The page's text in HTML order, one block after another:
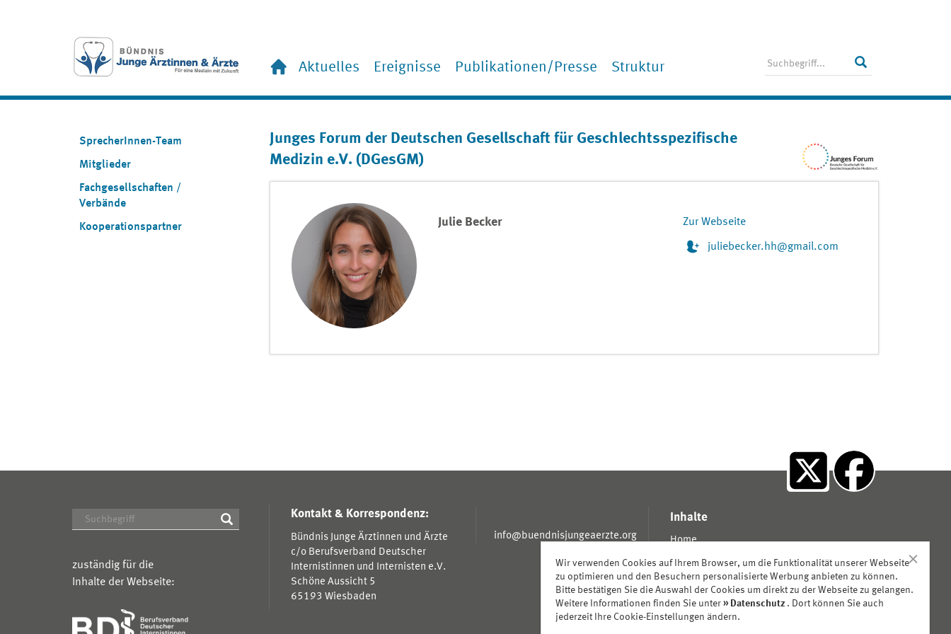
Home
Aktuelles Ereignisse Publikationen/Presse Struktur
Mitglieder
SprecherInnen-Team
Mitglieder
Fachgesellschaften /
Verbände
Kooperationspartner
Junges Forum der Deutschen Gesellschaft für Geschlechtsspezifische
Medizin e.V. (DGesGM)
Julie Becker Zur Webseite
juliebecker.hh@gmail.com
zuständig für die
Inhalte der Webseite:
Kontakt & Korrespondenz:
Bündnis Junge Ärztinnen und Ärzte
c/o Berufsverband Deutscher
Internistinnen und Internisten e.V.
Schöne Aussicht 5
65193 Wiesbaden
info@buendnisjungeaerzte.org
Inhalte
Home
Ereignisse
Publikationen/Presse
Struktur
Wir verwenden Cookies auf Ihrem Browser, um die Funktionalität unserer Webseite
zu optimieren und den Besuchern personalisierte Werbung anbieten zu können.
Bitte bestätigen Sie die Auswahl der Cookies um direkt zu der Webseite zu gelangen.
Weitere Informationen finden Sie unter
Datenschutz . Dort können Sie auch
jederzeit Ihre Cookie-Einstellungen ändern.